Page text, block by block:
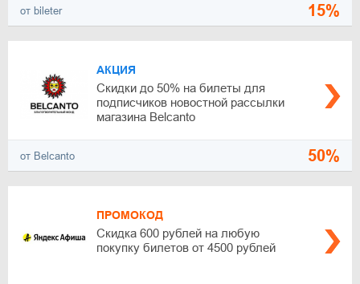
от bileter 15%
АКЦИЯ
Скидки до 50% на билеты для
подписчиков новостной рассылки
магазина Belcanto
от Belcanto 50%
ПРОМОКОД
Скидка 600 рублей на любую
покупку билетов от 4500 рублей